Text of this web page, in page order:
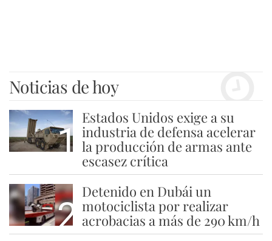
Noticias de hoy
1
Estados Unidos exige a su
industria de defensa acelerar
la producción de armas ante
escasez crítica
2
Detenido en Dubái un
motociclista por realizar
acrobacias a más de 290 km/h